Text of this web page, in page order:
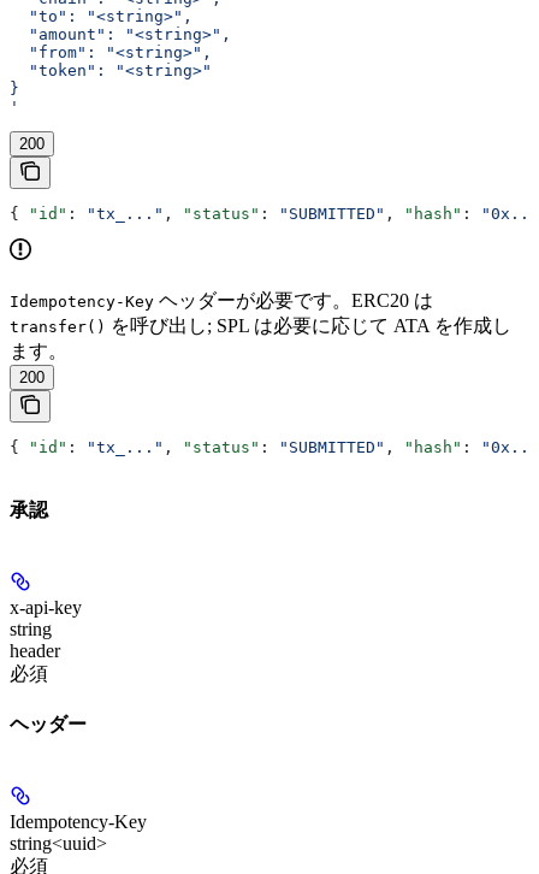
  "to": "<string>",
  "amount": "<string>",
  "from": "<string>",
  "token": "<string>"
}
'
200
{ "id" : "tx_..." , "status" : "SUBMITTED" , "hash" :
Idempotency-Key ヘッダーが必要です。ERC20 は
transfer() を呼び出し; SPL は必要に応じて ATA を作成し
ます。
200
{ "id" : "tx_..." , "status" : "SUBMITTED" , "hash" :
承認
x-api-key
string
header
必須
ヘッダー
Idempotency-Key
string<uuid>
必須